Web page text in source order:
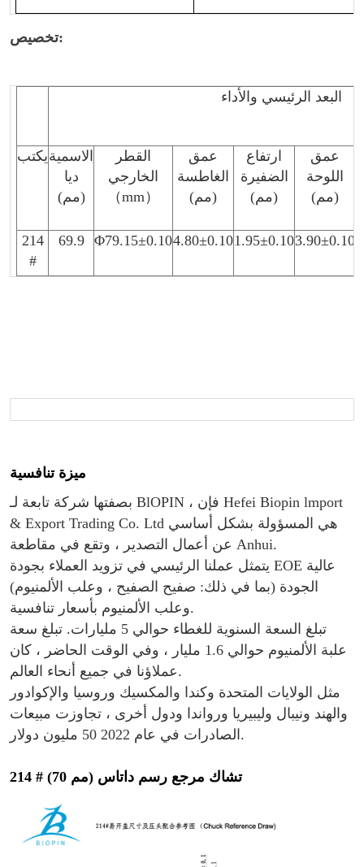
تخصيص:
البعد الرئيسي والأداء
يكتبالاسمية
ديا
(مم)
القطر
الخارجي
（mm）
عمق
الغاطسة
(مم)
ارتفاع
الضفيرة
(مم)
عمق
اللوحة
(مم)
214
#
69.9 Φ79.15±0.104.80±0.101.95±0.103.90±0.10
ميزة تنافسية
بصفتها شركة تابعة لـ BlOPIN ، فإن Hefei Biopin lmport
& Export Trading Co. Ltd هي المسؤولة بشكل أساسي
عن أعمال التصدير ، وتقع في مقاطعة Anhui.
يتمثل عملنا الرئيسي في تزويد العملاء بجودة EOE عالية
الجودة (بما في ذلك: صفيح الصفيح ، وعلب الألمنيوم)
وعلب الألمنيوم بأسعار تنافسية.
تبلغ السعة السنوية للغطاء حوالي 5 مليارات. تبلغ سعة
علبة الألمنيوم حوالي 1.6 مليار ، وفي الوقت الحاضر ، كان
عملاؤنا في جميع أنحاء العالم.
مثل الولايات المتحدة وكندا والمكسيك وروسيا والإكوادور
والهند ونيبال وليبيريا ورواندا ودول أخرى ، تجاوزت مبيعات
الصادرات في عام 2022 50 مليون دولار.
214 # (70 مم) تشاك مرجع رسم داتاس